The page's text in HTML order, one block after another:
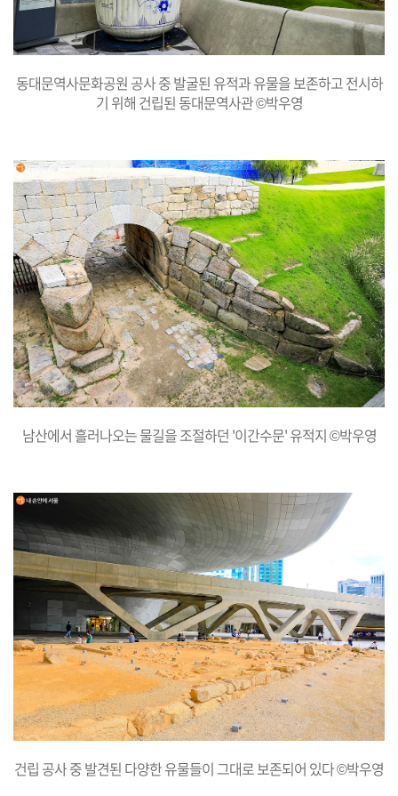
동대문역사문화공원 공사 중 발굴된 유적과 유물을 보존하고 전시하
기 위해 건립된 동대문역사관 ©박우영
남산에서 흘러나오는 물길을 조절하던 '이간수문' 유적지 ©박우영
건립 공사 중 발견된 다양한 유물들이 그대로 보존되어 있다 ©박우영